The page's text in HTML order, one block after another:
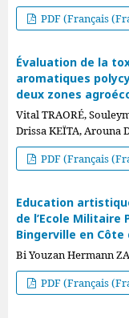
PDF (Français
Évaluation de la
aromatiques
deux zones
Vital TRAORÉ,
Drissa KEÏTA, Arouna
PDF (Français
Education
de l’Ecole Militaire
Bingerville en Côte
Bi Youzan Hermann
PDF (Français